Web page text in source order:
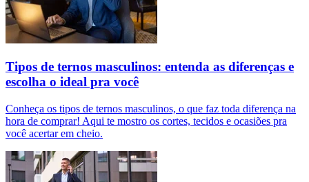
Tipos de ternos masculinos: entenda as diferenças e
escolha o ideal pra você
Conheça os tipos de ternos masculinos, o que faz toda diferença na
hora de comprar! Aqui te mostro os cortes, tecidos e ocasiões pra
você acertar em cheio.